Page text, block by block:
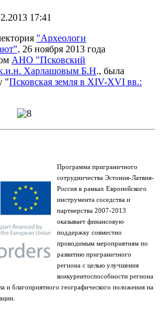
17:41
"Археологи
26 ноября 2013 года
АНО "Псковский
Харлашовым Б.Н., была
"Псковская земля в XIV-XVI вв.:
Программа приграничного
сотрудничества Эстония-Латвия-
Россия в рамках Европейского
инструмента соседства и
партнерства 2007-2013
оказывает финансовую
поддержку совместно
проводимым мероприятиям по
развитию приграничного
региона с целью улучшения
конкурентоспособности региона
и благоприятного географического положения на